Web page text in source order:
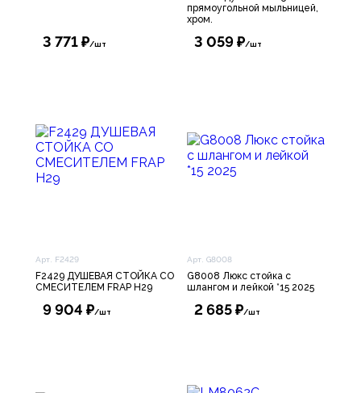
3 771 ₽/шт
прямоугольной мыльницей,
хром.
3 059 ₽/шт
Арт. F2429
F2429 ДУШЕВАЯ СТОЙКА СО
СМЕСИТЕЛЕМ FRAP H29
9 904 ₽/шт
Арт. G8008
G8008 Люкс стойка с
шлангом и лейкой *15 2025
2 685 ₽/шт